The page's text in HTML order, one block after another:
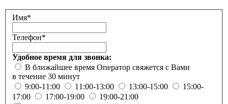
Имя*
Телефон*
Удобное время для звонка:
В ближайшее время Оператор свяжется с Вами
в течение 30 минут
9:00-11:00
11:00-13:00 13:00-15:00
15:00-
17:00
17:00-19:00
19:00-21:00